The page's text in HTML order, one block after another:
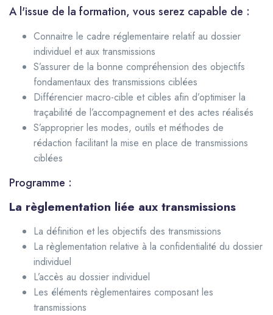
A l'issue de la formation, vous serez capable de :
Connaitre le cadre réglementaire relatif au dossier
individuel et aux transmissions
S’assurer de la bonne compréhension des objectifs
fondamentaux des transmissions ciblées
Différencier macro-cible et cibles afin d’optimiser la
traçabilité de l’accompagnement et des actes réalisés
S’approprier les modes, outils et méthodes de
rédaction facilitant la mise en place de transmissions
ciblées
Programme :
La règlementation liée aux transmissions
La définition et les objectifs des transmissions
La règlementation relative à la confidentialité du dossier
individuel
L’accès au dossier individuel
Les éléments règlementaires composant les
transmissions